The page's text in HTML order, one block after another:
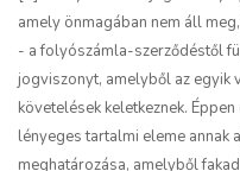
amely önmagában nem áll
- a folyószámla-szerződéstől
jogviszonyt, amelyből az egyik
követelések keletkeznek.
lényeges tartalmi eleme annak
meghatározása, amelyből